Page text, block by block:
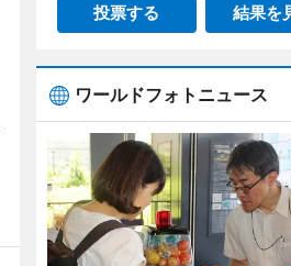
投票する 結果を
ワールドフォトニュース